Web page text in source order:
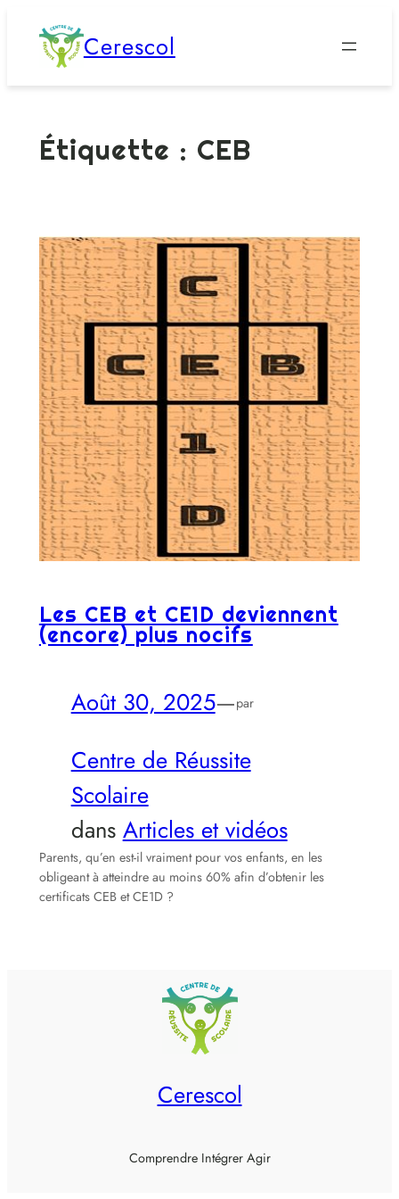
Aller
Cerescol
Étiquette : CEB
Les CEB et CE1D deviennent
(encore) plus nocifs
Août 30, 2025—par
Centre de Réussite
Scolaire
dans Articles et vidéos
Parents, qu’en est-il vraiment pour vos enfants, en les
obligeant à atteindre au moins 60% afin d’obtenir les
certificats CEB et CE1D ?
Cerescol
Comprendre Intégrer Agir